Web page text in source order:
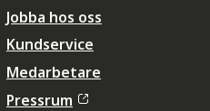
Jobba hos oss
Kundservice
Medarbetare
Pressrum